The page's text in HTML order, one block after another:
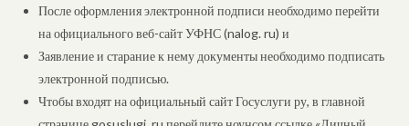
После оформления электронной подписи необходимо перейти
на официального веб-сайт УФНС (nalog. ru) и
Заявление и старание к нему документы необходимо подписать
электронной подписью.
Чтобы входят на официальный сайт Госуслуги ру, в главной